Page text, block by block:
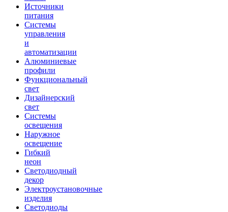
Источники
питания
Системы
управления
и
автоматизации
Алюминиевые
профили
Функциональный
свет
Дизайнерский
свет
Системы
освещения
Наружное
освещение
Гибкий
неон
Светодиодный
декор
Электроустановочные
изделия
Светодиоды